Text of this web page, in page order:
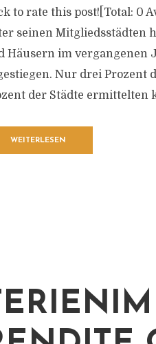
to rate this post![Total: 0
seinen Mitgliedsstädten
Häusern im vergangenen
Nur drei Prozent
der Städte ermittelten
WEITERLESEN